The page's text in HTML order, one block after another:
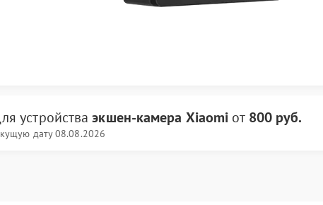
устройстваэкшен-камера Xiaomi от 800 руб.
дату 08.08.2026